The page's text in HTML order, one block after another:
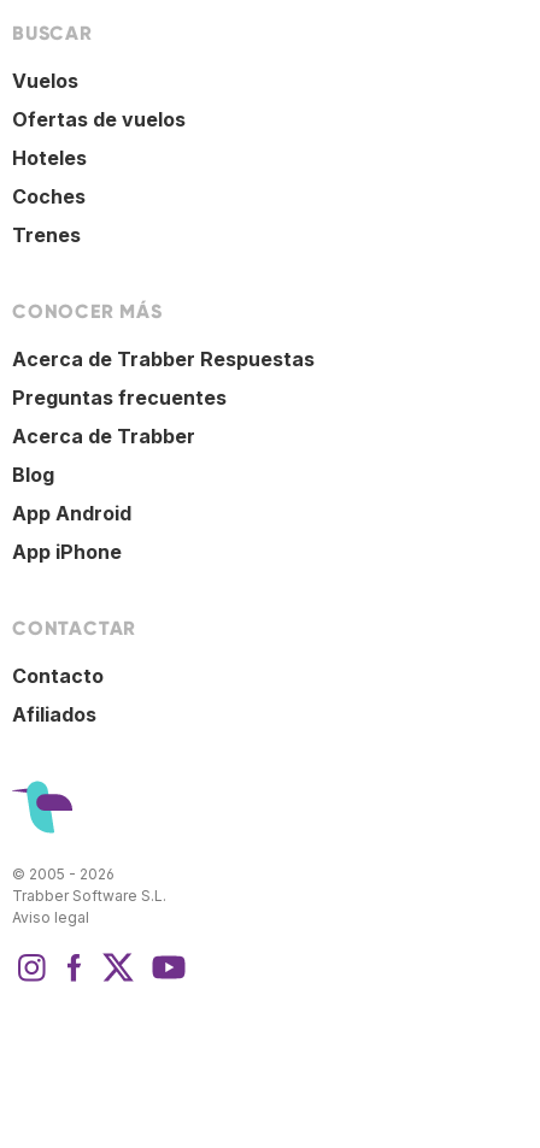
BUSCAR
Vuelos
Ofertas de vuelos
Hoteles
Coches
Trenes
CONOCER MÁS
Acerca de Trabber Respuestas
Preguntas frecuentes
Acerca de Trabber
Blog
App Android
App iPhone
CONTACTAR
Contacto
Afiliados
© 2005 - 2026
Trabber Software S.L.
Aviso legal